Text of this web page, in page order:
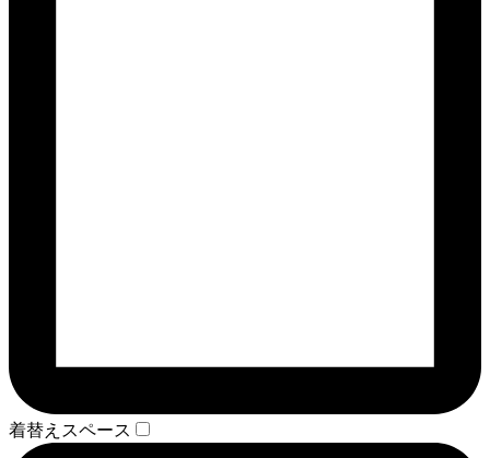
着替えスペース